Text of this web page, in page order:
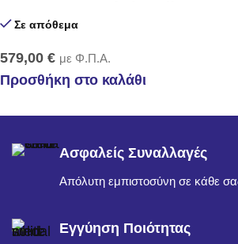
Σε απόθεμα
579,00 € με Φ.Π.Α.
Προσθήκη στο καλάθι
Ασφαλείς Συναλλαγές
Απόλυτη εμπιστοσύνη σε κάθε
Εγγύηση Ποιότητας